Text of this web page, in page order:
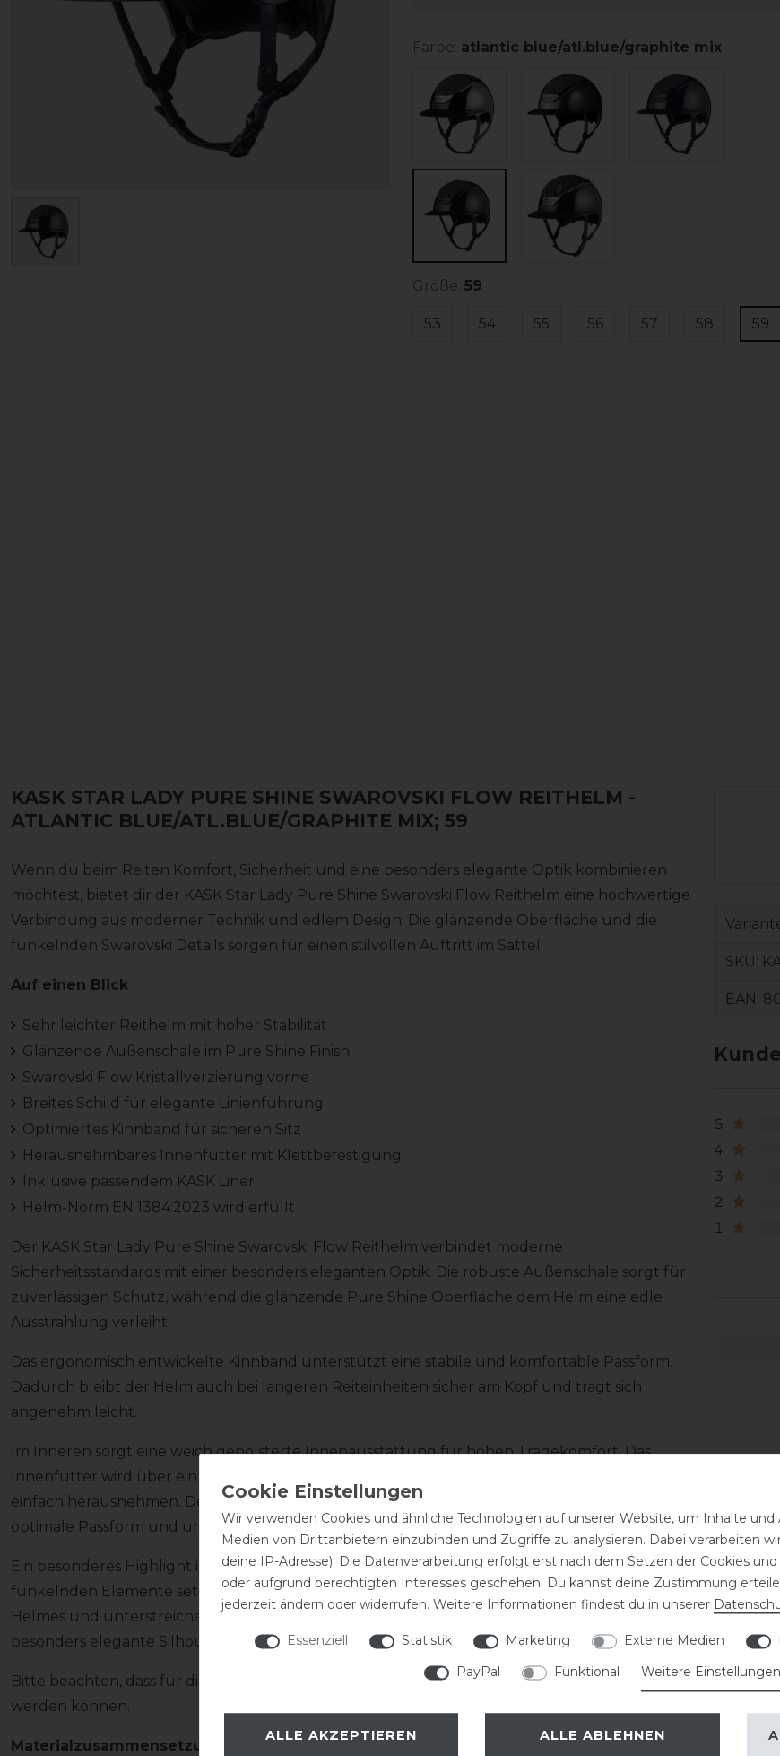
Farbe: atlantic blue/atl.blue/graphite mix
Größe: 59
53 54 55 56 57 58 59
KASK STAR LADY PURE SHINE SWAROVSKI FLOW REITHELM -
ATLANTIC BLUE/ATL.BLUE/GRAPHITE MIX; 59
Wenn du beim Reiten Komfort, Sicherheit und eine besonders elegante Optik kombinieren
möchtest, bietet dir der KASK Star Lady Pure Shine Swarovski Flow Reithelm eine hochwertige
Verbindung aus moderner Technik und edlem Design. Die glänzende Oberfläche und die
funkelnden Swarovski Details sorgen für einen stilvollen Auftritt im Sattel.
Auf einen Blick
Sehr leichter Reithelm mit hoher Stabilität
Glänzende Außenschale im Pure Shine Finish
Swarovski Flow Kristallverzierung vorne
Breites Schild für elegante Linienführung
Optimiertes Kinnband für sicheren Sitz
Herausnehmbares Innenfutter mit Klettbefestigung
Inklusive passendem KASK Liner
Helm-Norm EN 1384:2023 wird erfüllt
Der KASK Star Lady Pure Shine Swarovski Flow Reithelm verbindet moderne
Sicherheitsstandards mit einer besonders eleganten Optik. Die robuste Außenschale sorgt für
zuverlässigen Schutz, während die glänzende Pure Shine Oberfläche dem Helm eine edle
Ausstrahlung verleiht.
Das ergonomisch entwickelte Kinnband unterstützt eine stabile und komfortable Passform.
Dadurch bleibt der Helm auch bei längeren Reiteinheiten sicher am Kopf und trägt sich
angenehm leicht.
Im Inneren sorgt eine weich gepolsterte Innenausstattung für hohen Tragekomfort. Das
Innenfutter wird über ein praktisches Klettsystem befestigt und lässt sich zum Reinigen
einfach herausnehmen. Der im Lieferumfang enthaltene KASK Liner sorgt zusätzlich für eine
optimale Passform und unterstützt eine hygienische Nutzung.
Ein besonderes Highlight ist die Swarovski Flow Kristallverzierung im Frontbereich. Die
funkelnden Elemente setzen einen eleganten Akzent auf der glänzenden Oberfläche des
Helmes und unterstreichen die hochwertige Verarbeitung. Das breite Schild sorgt für eine
besonders elegante Silhouette und rundet das stilvolle Gesamtbild ab.
Bitte beachten, dass für diesen Helm ausschließlich passende KASK Innenfutter verwendet
werden können.
Materialzusammensetzung
SKU:
EAN:
5
4
3
2
1
Wir verwenden Cookies und ähnliche Technologien auf unserer Website, um Inhalte und
Medien von Drittanbietern einzubinden und Zugriffe zu analysieren. Dabei verarbeiten
deine IP-Adresse). Die Datenverarbeitung erfolgt erst nach dem Setzen der Cookies
oder aufgrund berechtigten Interesses geschehen. Du kannst deine Zustimmung
jederzeit ändern oder widerrufen. Weitere Informationen findest du in unserer
Essenziell Statistik Marketing Externe Medien
PayPal
Funktional Weitere Einstellungen
ALLE AKZEPTIEREN ALLE ABLEHNEN